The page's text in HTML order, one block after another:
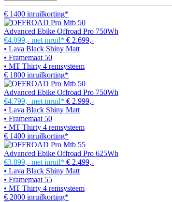
€ 1400 inruilkorting*
Advanced Ebike Offroad Pro 750Wh
€4.099,- met inruil* € 2.699,-
• Lava Black Shiny Matt
• Framemaat 50
• MT Thirty 4 remsysteem
€ 1800 inruilkorting*
Advanced Ebike Offroad Pro 750Wh
€4.799,- met inruil* € 2.999,-
• Lava Black Shiny Matt
• Framemaat 50
• MT Thirty 4 remsysteem
€ 1400 inruilkorting*
Advanced Ebike Offroad Pro 625Wh
€3.899,- met inruil* € 2.499,-
• Lava Black Shiny Matt
• Framemaat 55
• MT Thirty 4 remsysteem
€ 2000 inruilkorting*